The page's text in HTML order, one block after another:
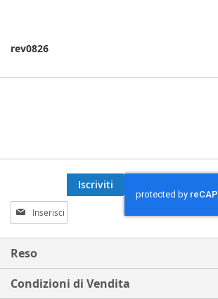
rev0826
Iscriviti
alla
nostra
Newsletter:
Iscriviti
Reso
Condizioni di Vendita